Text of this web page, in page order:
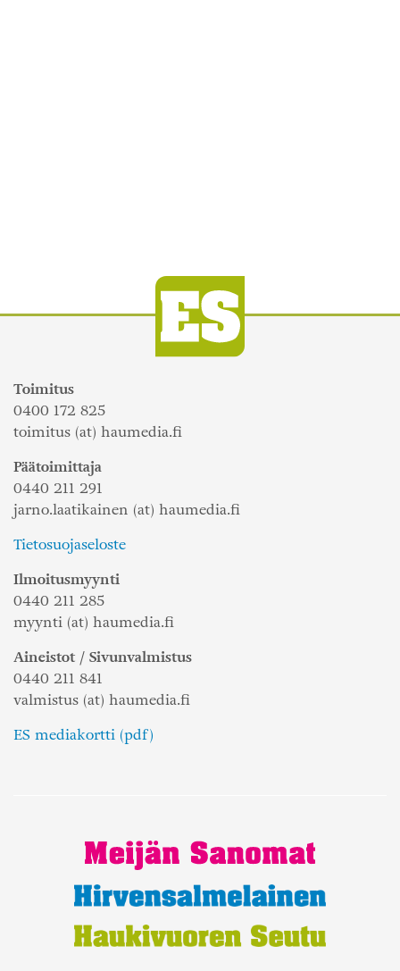
Toimitus
0400 172 825
toimitus (at) haumedia.fi
Päätoimittaja
0440 211 291
jarno.laatikainen (at) haumedia.fi
Tietosuojaseloste
Ilmoitusmyynti
0440 211 285
myynti (at) haumedia.fi
Aineistot / Sivunvalmistus
0440 211 841
valmistus (at) haumedia.fi
ES mediakortti (pdf)